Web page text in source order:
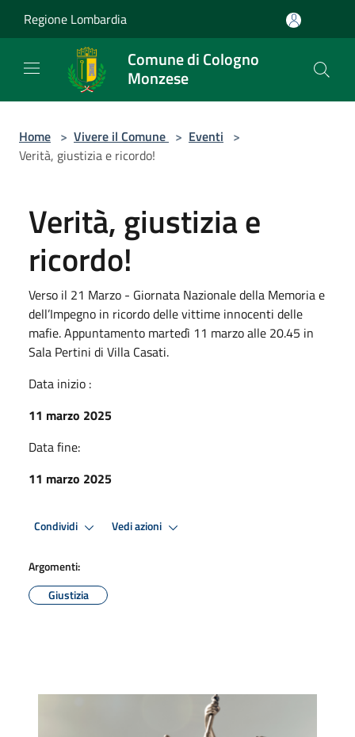
Regione Lombardia
Comune di Cologno
Monzese
Home > Vivere il Comune > Eventi >
Verità, giustizia e ricordo!
Verità, giustizia e
ricordo!
Verso il 21 Marzo - Giornata Nazionale della Memoria e
dell’Impegno in ricordo delle vittime innocenti delle
mafie. Appuntamento martedì 11 marzo alle 20.45 in
Sala Pertini di Villa Casati.
Data inizio :
11 marzo 2025
Data fine:
11 marzo 2025
Condividi Vedi azioni
Argomenti:
Giustizia